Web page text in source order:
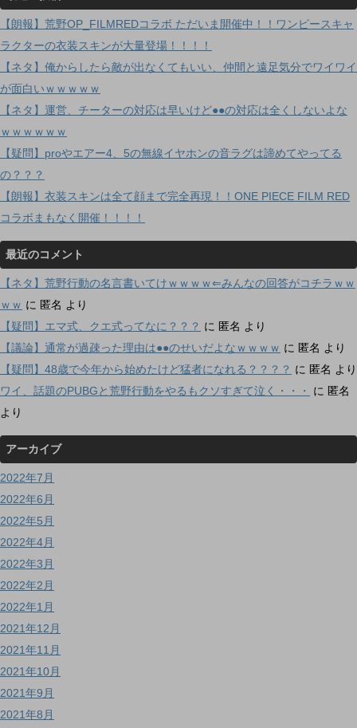
【朗報】荒野OP_FILMREDコラボ ただいま開催中！！ワンピースキャ
ラクターの衣装スキンが大量登場！！！！
【ネタ】俺からしたら敵が出なくてもいい、仲間と遠足気分でワイワイ
が面白いｗｗｗｗｗ
【ネタ】運営、チーターの対応は早いけど●●の対応は全くしないよな
ｗｗｗｗｗｗ
【疑問】proやエアー4、5の無線イヤホンの音ラグは諦めてやってる
の？？？
【朗報】衣装スキンは全て顔まで完全再現！！ONE PIECE FILM RED
コラボまもなく開催！！！！
最近のコメント
【ネタ】荒野行動の名言書いてけｗｗｗｗ⇐みんなの回答がコチラｗｗ
ｗｗ に 匿名 より
【疑問】エマ式、クエ式ってなに？？？ に 匿名 より
【議論】通常が過疎った理由は●●のせいだよなｗｗｗｗ に 匿名 より
【疑問】48歳で今年から始めたけど猛者になれる？？？？ に 匿名 より
ワイ、話題のPUBGと荒野行動をやるもクソすぎて泣く・・・
に 匿名
より
アーカイブ
2022年7月
2022年6月
2022年5月
2022年4月
2022年3月
2022年2月
2022年1月
2021年12月
2021年11月
2021年10月
2021年9月
2021年8月